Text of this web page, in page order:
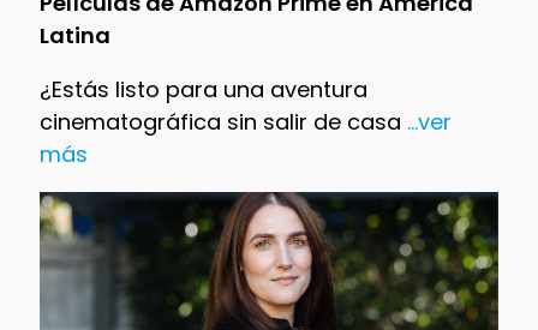
Latina
¿Estás listo para una aventura
cinematográfica sin salir de casa ...ver
más